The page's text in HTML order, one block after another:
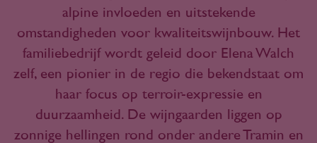
alpine invloeden en uitstekende
omstandigheden voor kwaliteitswijnbouw. Het
familiebedrijf wordt geleid door Elena Walch
zelf, een pionier in de regio die bekendstaat om
haar focus op terroir-expressie en
duurzaamheid. De wijngaarden liggen op
zonnige hellingen rond onder andere Tramin en